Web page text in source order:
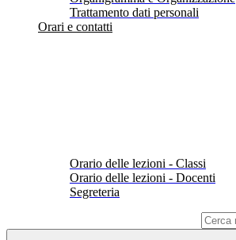
Trattamento dati personali
Orari e contatti
Orario delle lezioni - Classi
Orario delle lezioni - Docenti
Segreteria